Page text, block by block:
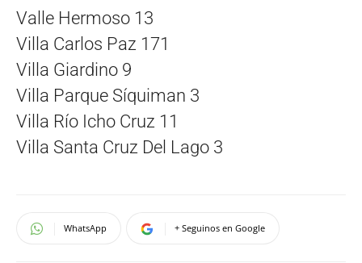
Valle Hermoso 13
Villa Carlos Paz 171
Villa Giardino 9
Villa Parque Síquiman 3
Villa Río Icho Cruz 11
Villa Santa Cruz Del Lago 3
WhatsApp + Seguinos en Google